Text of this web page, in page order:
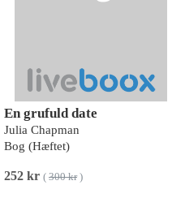
En grufuld date
Julia Chapman
Bog (Hæftet)
252 kr ( 300 kr)